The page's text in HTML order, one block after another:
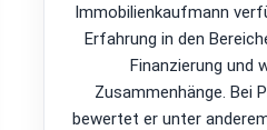
Immobilienkaufmann
Erfahrung in den
Finanzierung und
Zusammenhänge. Bei
bewertet er unter